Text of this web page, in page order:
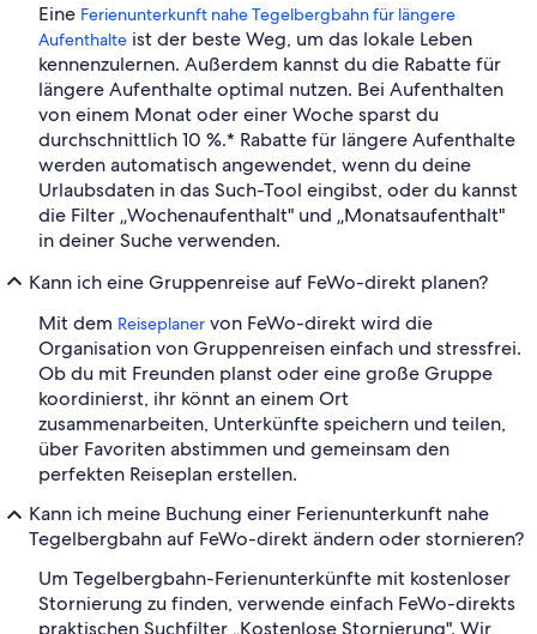
Eine Ferienunterkunft nahe Tegelbergbahn für längere
Aufenthalte ist der beste Weg, um das lokale Leben
kennenzulernen. Außerdem kannst du die Rabatte für
längere Aufenthalte optimal nutzen. Bei Aufenthalten
von einem Monat oder einer Woche sparst du
durchschnittlich 10 %.* Rabatte für längere Aufenthalte
werden automatisch angewendet, wenn du deine
Urlaubsdaten in das Such-Tool eingibst, oder du kannst
die Filter „Wochenaufenthalt" und „Monatsaufenthalt"
in deiner Suche verwenden.
Kann ich eine Gruppenreise auf FeWo-direkt planen?
Mit dem Reiseplaner von FeWo-direkt wird die
Organisation von Gruppenreisen einfach und stressfrei.
Ob du mit Freunden planst oder eine große Gruppe
koordinierst, ihr könnt an einem Ort
zusammenarbeiten, Unterkünfte speichern und teilen,
über Favoriten abstimmen und gemeinsam den
perfekten Reiseplan erstellen.
Kann ich meine Buchung einer Ferienunterkunft nahe
Tegelbergbahn auf FeWo-direkt ändern oder stornieren?
Um Tegelbergbahn-Ferienunterkünfte mit kostenloser
Stornierung zu finden, verwende einfach FeWo-direkts